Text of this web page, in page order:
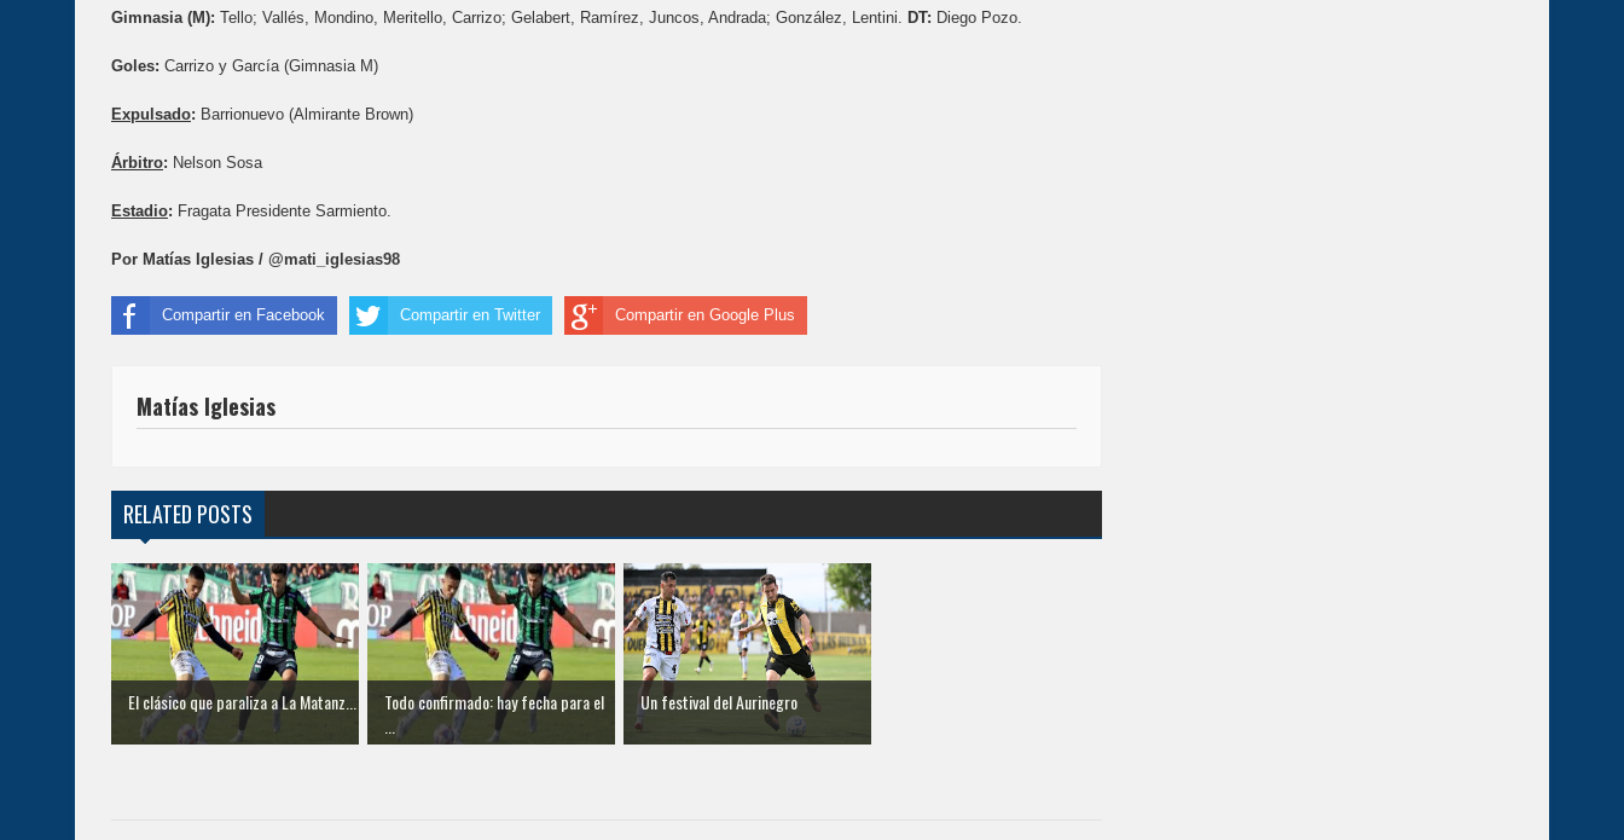
Gimnasia (M): Tello; Vallés, Mondino, Meritello, Carrizo; Gelabert, Ramírez, Juncos, Andrada; González, Lentini. DT: Diego Pozo.
Goles: Carrizo y García (Gimnasia M)
Expulsado: Barrionuevo (Almirante Brown)
Árbitro: Nelson Sosa
Estadio: Fragata Presidente Sarmiento.
Por Matías Iglesias / @mati_iglesias98
Compartir en Facebook Compartir en Twitter Compartir en Google Plus
Matías Iglesias
RELATED POSTS
El clásico que paraliza a La Matanz...
Todo confirmado: hay fecha para el
Un festival del Aurinegro